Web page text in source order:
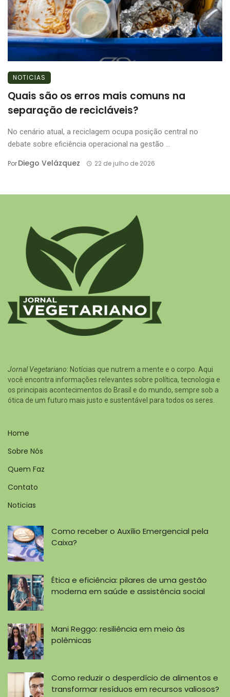
NOTICIAS
Quais são os erros mais comuns na
separação de recicláveis?
No cenário atual, a reciclagem ocupa posição central no
debate sobre eficiência operacional na gestão ...
PorDiego Velázquez 22 de julho de 2026
Jornal Vegetariano: Notícias que nutrem a mente e o corpo. Aqui
você encontra informações relevantes sobre política, tecnologia e
os principais acontecimentos do Brasil e do mundo, sempre sob a
ótica de um futuro mais justo e sustentável para todos os seres.
Home
Sobre Nós
Quem Faz
Contato
Noticias
Como receber o Auxílio Emergencial pela
Caixa?
Ética e eficiência: pilares de uma gestão
moderna em saúde e assistência social
Mani Reggo: resiliência em meio às
polêmicas
Como reduzir o desperdício de alimentos e
transformar resíduos em recursos valiosos?